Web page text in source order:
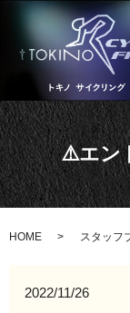
⚠️エン
HOME スタッフ
2022/11/26